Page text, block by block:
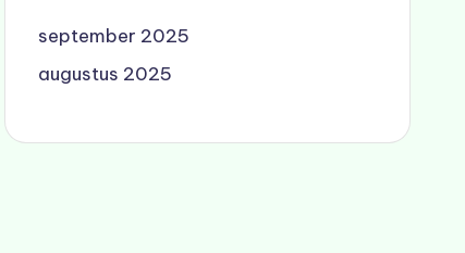
september 2025
augustus 2025